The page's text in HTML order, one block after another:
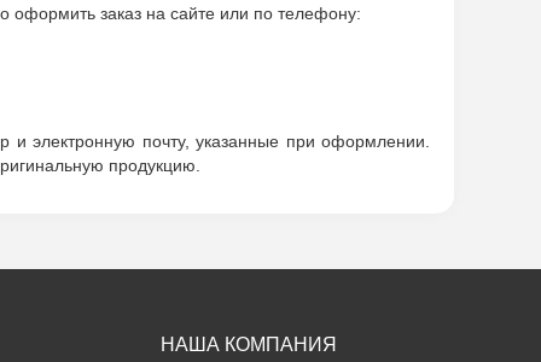
оформить заказ на сайте или по телефону:
электронную почту, указанные при оформлении.
продукцию.
НАША КОМПАНИЯ